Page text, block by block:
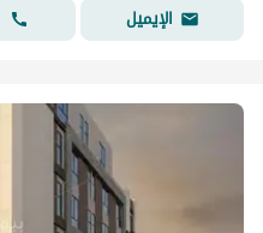
الإيميل